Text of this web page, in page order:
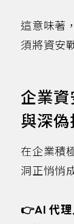
這意味著
須將資安
企業
與深偽
在企業積
洞正悄悄
👉AI 代理